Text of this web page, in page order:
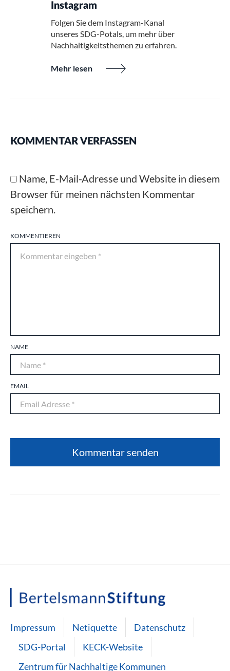
Instagram
Folgen Sie dem Instagram-Kanal
unseres SDG-Potals, um mehr über
Nachhaltigkeitsthemen zu erfahren.
Mehr lesen
KOMMENTAR VERFASSEN
KOMMENTIEREN
NAME
EMAIL
Name, E-Mail-Adresse und Website in diesem
Browser für meinen nächsten Kommentar
speichern.
Impressum Netiquette
Datenschutz
SDG-Portal
KECK-Website
Zentrum für Nachhaltige Kommunen